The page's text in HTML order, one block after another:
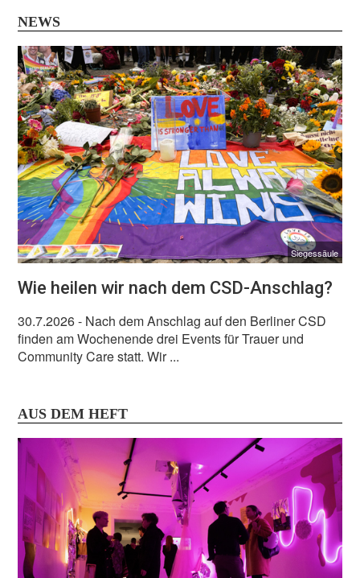
NEWS
Siegessäule
Wie heilen wir nach dem CSD-Anschlag?
30.7.2026- Nach dem Anschlag auf den Berliner CSD
finden am Wochenende drei Events für Trauer und
Community Care statt. Wir ...
AUS DEM HEFT